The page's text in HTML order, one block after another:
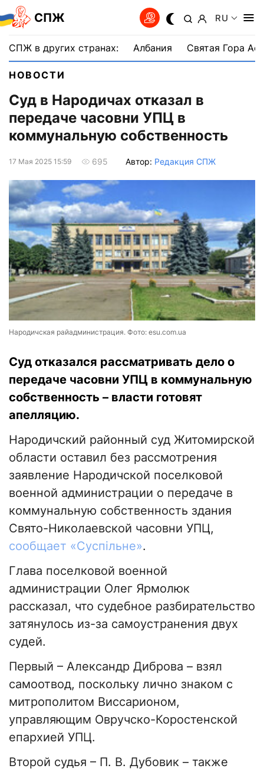
СПЖ RU
СПЖ в других странах: Албания Святая Гора
НОВОСТИ
Суд в Народичах отказал в
передаче часовни УПЦ в
коммунальную собственность
17 Мая 2025 15:59 695 Автор: Редакция СПЖ
Народичская райадминистрация. Фото: esu.com.ua
Суд отказался рассматривать дело о
передаче часовни УПЦ в коммунальную
собственность – власти готовят
апелляцию.
Народичский районный суд Житомирской
области оставил без рассмотрения
заявление Народичской поселковой
военной администрации о передаче в
коммунальную собственность здания
Свято-Николаевской часовни УПЦ,
сообщает «Суспільне».
Глава поселковой военной
администрации Олег Ярмолюк
рассказал, что судебное разбирательство
затянулось из-за самоустранения двух
судей.
Первый – Александр Диброва – взял
самоотвод, поскольку лично знаком с
митрополитом Виссарионом,
управляющим Овручско-Коростенской
епархией УПЦ.
Второй судья – П. В. Дубовик – также